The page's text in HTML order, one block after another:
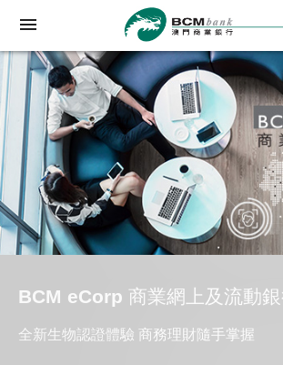
BCM eCorp 商業網上及流動
全新生物認證體驗 商務理財隨手掌握